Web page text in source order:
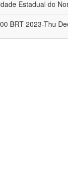
Estadual do
BRT 2023-Thu